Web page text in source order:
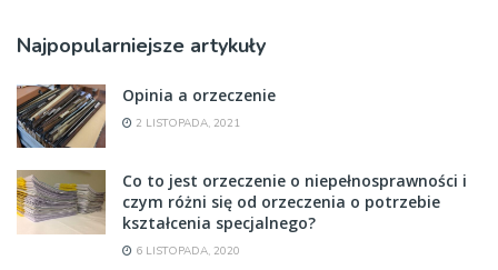
Najpopularniejsze artykuły
Opinia a orzeczenie
2 LISTOPADA, 2021
Co to jest orzeczenie o niepełnosprawności i
czym różni się od orzeczenia o potrzebie
kształcenia specjalnego?
6 LISTOPADA, 2020